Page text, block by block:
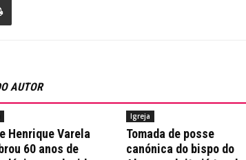
AUTOR
Henrique Varela
60 anos de
Igreja
Tomada de posse
canónica do bispo do